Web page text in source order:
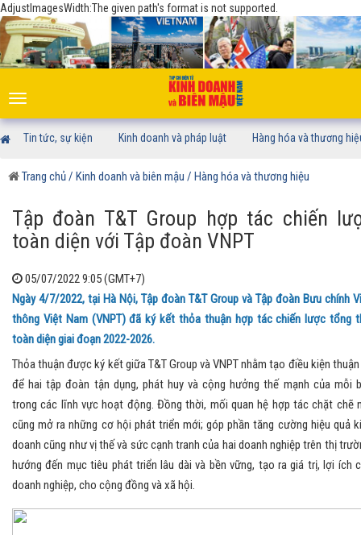
AdjustImagesWidth:The given path's format is not supported.
Toggle
navigation
Tin tức, sự kiện Kinh doanh và pháp luật Hàng hóa và thương
Trang chủ/ Kinh doanh và biên mậu / Hàng hóa và thương hiệu
Tập đoàn T&T Group hợp tác chiến
toàn diện với Tập đoàn VNPT
05/07/2022 9:05 (GMT+7)
Ngày 4/7/2022, tại Hà Nội, Tập đoàn T&T Group và Tập đoàn Bưu chính
thông Việt Nam (VNPT) đã ký kết thỏa thuận hợp tác chiến lược tổng
toàn diện giai đoạn 2022-2026.
Thỏa thuận được ký kết giữa T&T Group và VNPT nhằm tạo điều kiện
để hai tập đoàn tận dụng, phát huy và cộng hưởng thế mạnh của mỗi
trong các lĩnh vực hoạt động. Đồng thời, mối quan hệ hợp tác chặt chẽ
cũng mở ra những cơ hội phát triển mới; góp phần tăng cường hiệu quả
doanh cũng như vị thế và sức cạnh tranh của hai doanh nghiệp trên thị
hướng đến mục tiêu phát triển lâu dài và bền vững, tạo ra giá trị, lợi ích
doanh nghiệp, cho cộng đồng và xã hội.